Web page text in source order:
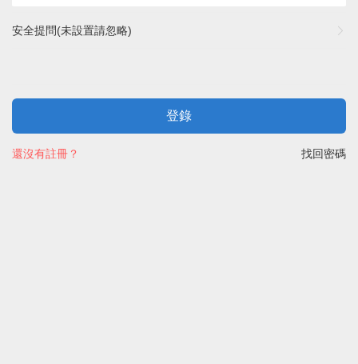
安全提問(未設置請忽略)
登錄
找回密碼
還沒有註冊？